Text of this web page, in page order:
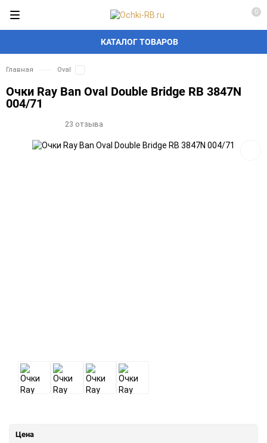
КАТАЛОГ ТОВАРОВ
0
Главная Oval
Очки Ray Ban Oval Double Bridge RB 3847N
004/71
23 отзыва
Цена